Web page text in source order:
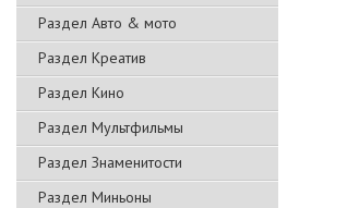
Раздел Авто & мото
Раздел Креатив
Раздел Кино
Раздел Мультфильмы
Раздел Знаменитости
Раздел Миньоны